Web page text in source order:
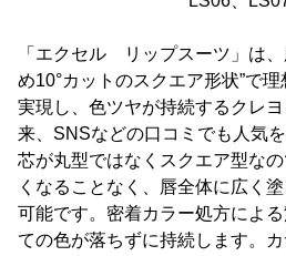
「エクセル リップスーツ」は
め10°カットのスクエア形状”で
実現し、色ツヤが持続するクレ
来、SNSなどの口コミでも人気
芯が丸型ではなくスクエア型な
くなることなく、唇全体に広く
可能です。密着カラー処方によ
ての色が落ちずに持続します。